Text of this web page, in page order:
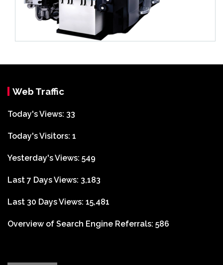
Web Traffic
Today's Views: 33
Today's Visitors: 1
Yesterday's Views: 549
Last 7 Days Views: 3,183
Last 30 Days Views: 15,481
Overview of Search Engine Referrals: 586